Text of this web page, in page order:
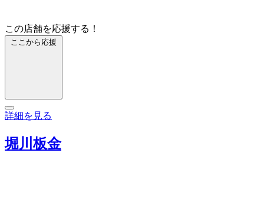
この店舗を応援する！
ここから応援
詳細を見る
堀川板金